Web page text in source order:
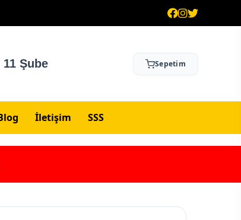
Şube Sepetim
İletişim SSS